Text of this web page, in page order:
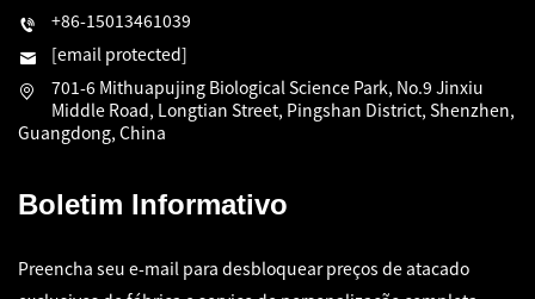
+86-15013461039
[email protected]
701-6 Mithuapujing Biological Science Park, No.9 Jinxiu
Middle Road, Longtian Street, Pingshan District, Shenzhen,
Guangdong, China
Boletim Informativo
Preencha seu e-mail para desbloquear preços de atacado